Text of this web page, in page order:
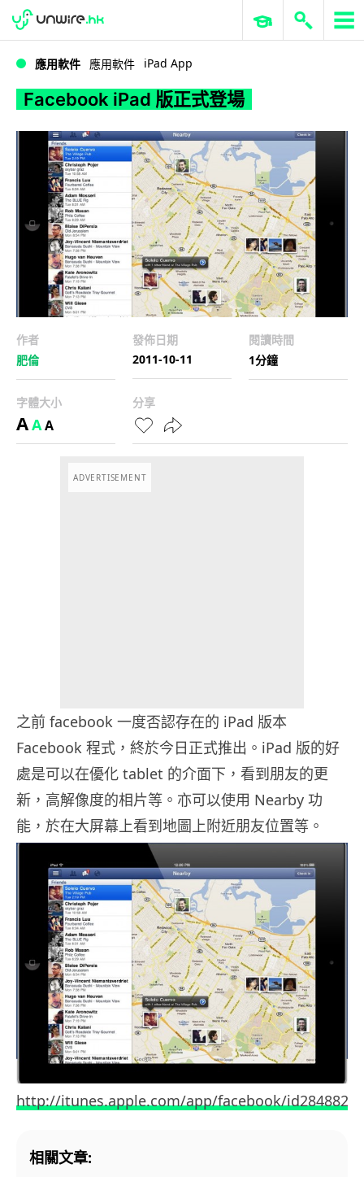
Facebook iPad 版正式登場
WWDC 2026 ERP 與商業 AI
應用軟件 應用軟件 iPad App
Facebook iPad 版正式登場
作者
肥倫
發佈日期
2011-10-11
閱讀時間
1分鐘
字體大小
AAA
分享
ADVERTISEMENT
之前 facebook 一度否認存在的 iPad 版本
Facebook 程式，終於今日正式推出。iPad 版的好
處是可以在優化 tablet 的介面下，看到朋友的更
新，高解像度的相片等。亦可以使用 Nearby 功
能，於在大屏幕上看到地圖上附近朋友位置等。
http://itunes.apple.com/app/facebook/
相關文章: